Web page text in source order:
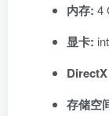
内存: 4
显卡:
存储空